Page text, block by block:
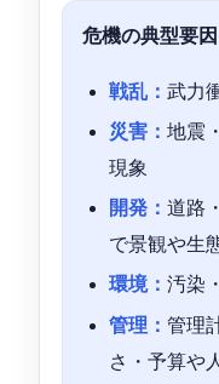
危機の典型要
戦乱：武力
災害：地震
現象
開発：道路
で景観や生
環境：汚染
管理：管理
さ・予算や